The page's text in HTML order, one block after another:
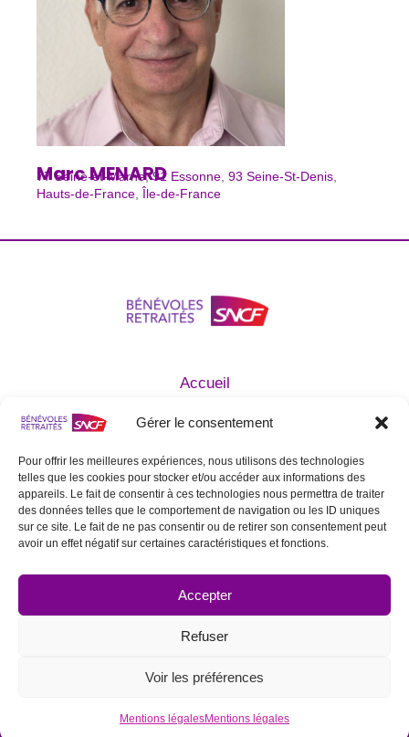
Gérer le consentement
Pour offrir les meilleures expériences, nous utilisons des technologies
telles que les cookies pour stocker et/ou accéder aux informations des
appareils. Le fait de consentir à ces technologies nous permettra de traiter
des données telles que le comportement de navigation ou les ID uniques
sur ce site. Le fait de ne pas consentir ou de retirer son consentement peut
avoir un effet négatif sur certaines caractéristiques et fonctions.
Accepter
Refuser
Voir les préférences
Mentions légalesMentions légales
Marc MENARD
77 Seine-et-Marne,91 Essonne 93 Seine-St-Denis
Hauts-de-France Île-de-France
Accueil
Agir avec nous
Devenir Bénévole
Mentions légales
Statuts de l’Association
Contactez nous
SUIVEZ NOUS SUR LES RÉSEAUX
SOCIAUX